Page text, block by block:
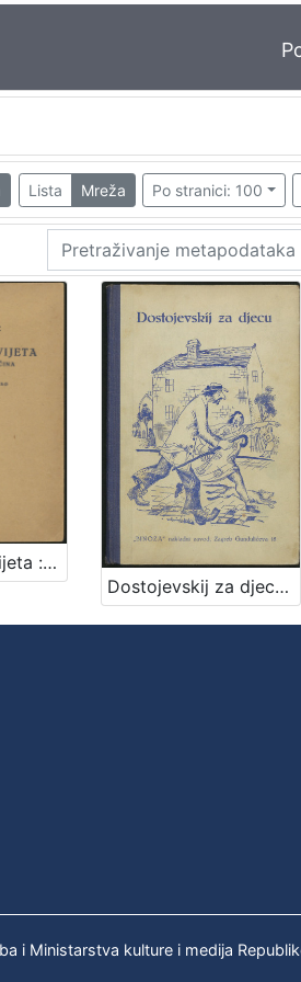
Lista Mreža Po stranici: 100
Ero s onoga svijeta : komična opera u tri čina / po narodnoj priči spjevao Milan Begović ; [uglazbio] Jakov Gotovac
Dostojevskij za djecu / preveo i priredio Iso Velikanović
i Ministarstva kulture i medija